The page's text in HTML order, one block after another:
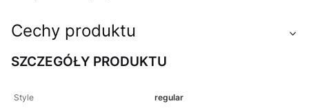
Cechy produktu
SZCZEGÓŁY PRODUKTU
Style regular